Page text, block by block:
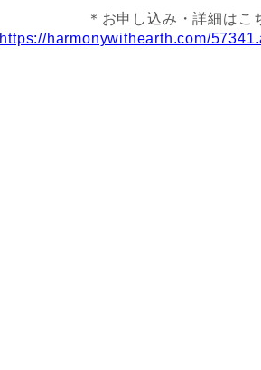
＊お申し込み・詳細はこ
https://harmonywithearth.com/